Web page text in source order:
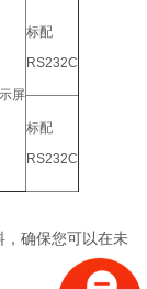
屏
标配
RS232C
标配
RS232C
，确保您可以在未